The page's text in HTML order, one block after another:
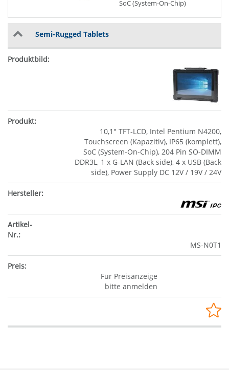
SoC (System-On-Chip)
24V
Semi-Rugged Tablets
10,1" TFT-LCD, Intel Pentium N4200,
Touchscreen (Kapazitiv), IP65 (komplett),
SoC (System-On-Chip), 204 Pin SO-DIMM
DDR3L, 1 x G-LAN (Back side), 4 x USB (Back
side), Power Supply DC 12V / 19V / 24V
MS-N0T1
Für Preisanzeige
bitte anmelden